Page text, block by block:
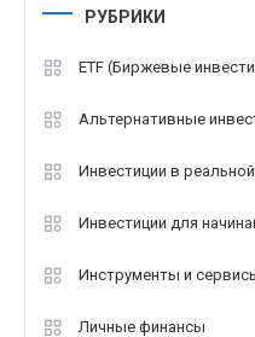
РУБРИКИ
ETF (Биржевые
Альтернативные
Инвестиции в
Инвестиции для
Инструменты и
Личные финансы